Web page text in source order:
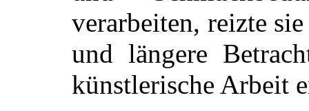
verarbeiten, reizte
und längere
künstlerische Arbeit